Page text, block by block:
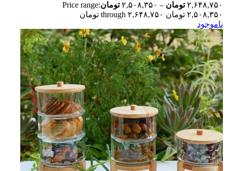
۲,۶۴۸,۷۵۰ تومان – ۲,۵۰۸,۳۵۰ تومانPrice range:
۲,۵۰۸,۳۵۰ تومان through ۲,۶۴۸,۷۵۰ تومان
ناموجود